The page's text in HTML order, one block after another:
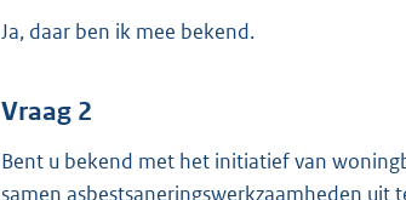
Ja, daar ben ik mee bekend.
Vraag 2
Bent u bekend met het initiatief van
samen asbestsaneringswerkzaamheden uit